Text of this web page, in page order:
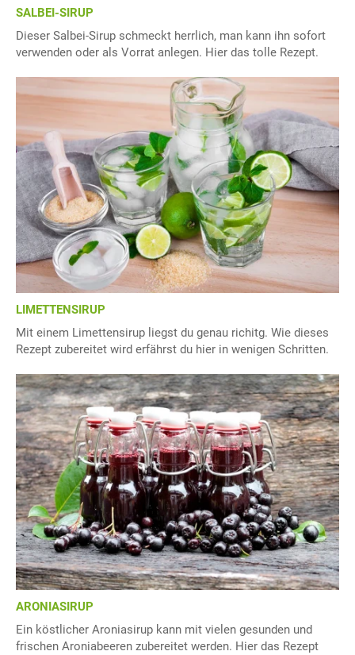
SALBEI-SIRUP
Dieser Salbei-Sirup schmeckt herrlich, man kann ihn sofort
verwenden oder als Vorrat anlegen. Hier das tolle Rezept.
LIMETTENSIRUP
Mit einem Limettensirup liegst du genau richitg. Wie dieses
Rezept zubereitet wird erfährst du hier in wenigen Schritten.
ARONIASIRUP
Ein köstlicher Aroniasirup kann mit vielen gesunden und
frischen Aroniabeeren zubereitet werden. Hier das Rezept